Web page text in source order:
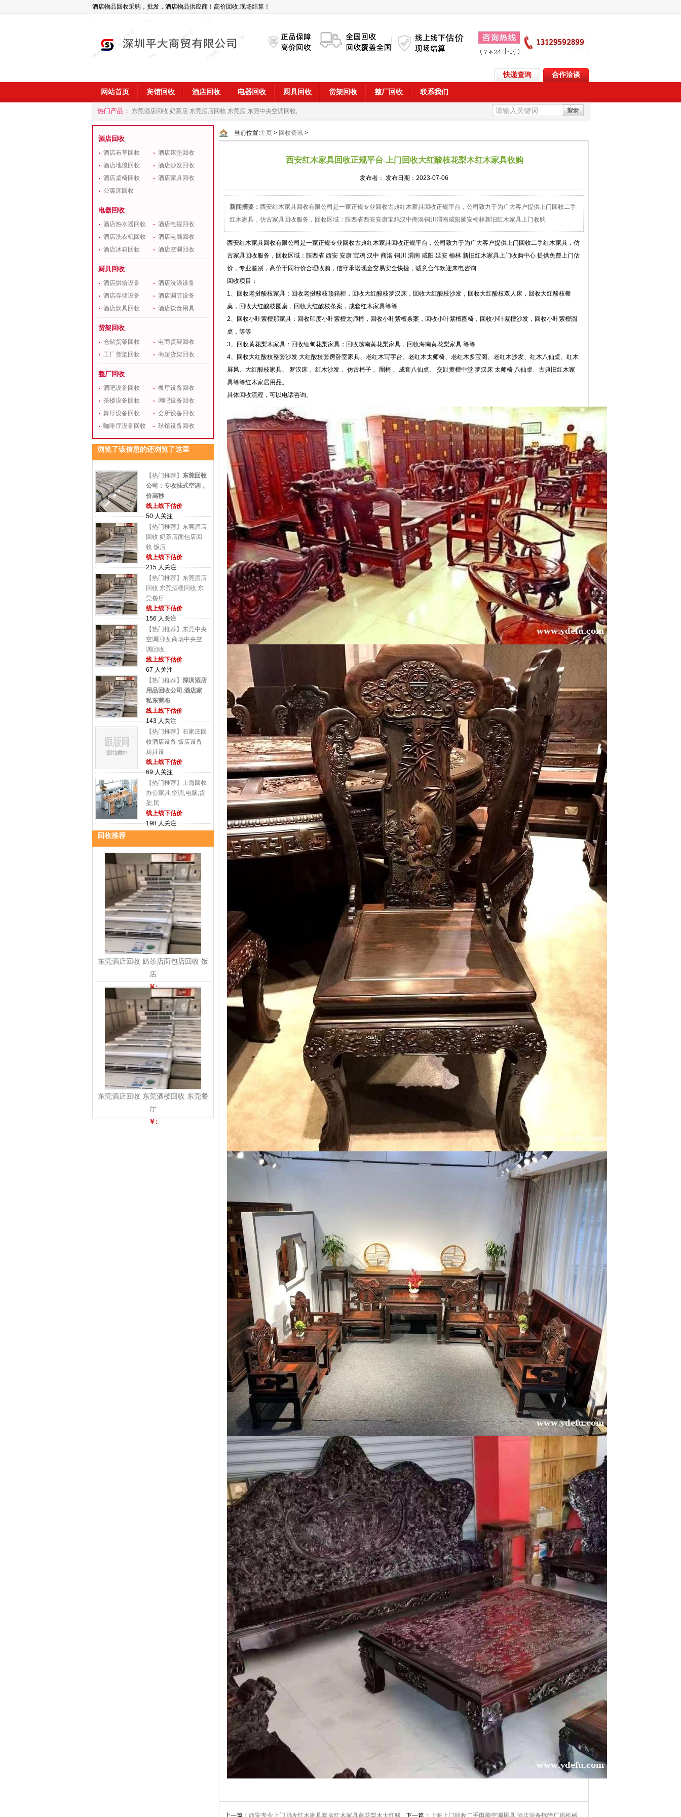
酒店物品回收采购，批发，酒店物品供应商！高价回收,现场结算！
快递查询 合作洽谈
网站首页 宾馆回收 酒店回收 电器回收 厨具回收 货架回收 整厂回收 联系我们
热门产品： 东莞酒店回收 奶茶店 东莞酒店回收 东莞酒 东莞中央空调回收,
商 深圳酒店用品回收公司
酒店回收
酒店布草回收
酒店床垫回收
酒店地毯回收
酒店沙发回收
酒店桌椅回收
酒店家具回收
公寓床回收
电器回收
酒店热水器回收
酒店电视回收
酒店洗衣机回收
酒店电脑回收
酒店冰箱回收
酒店空调回收
厨具回收
酒店烘焙设备
酒店洗涤设备
酒店存储设备
酒店调节设备
酒店炊具回收
酒店饮食用具
货架回收
仓储货架回收
电商货架回收
工厂货架回收
商超货架回收
整厂回收
酒吧设备回收
餐厅设备回收
茶楼设备回收
网吧设备回收
舞厅设备回收
会所设备回收
咖啡厅设备回收
球馆设备回收
浏览了该信息的还浏览了这里
【热门推荐】 东莞回收
公司：专收挂式空调，
价高秒
线上线下估价
50 人关注
【热门推荐】东莞酒店
回收 奶茶店面包店回
收 饭店
线上线下估价
215 人关注
【热门推荐】东莞酒店
回收 东莞酒楼回收 东
莞餐厅
线上线下估价
156 人关注
【热门推荐】东莞中央
空调回收,商场中央空
调回收,
线上线下估价
67 人关注
【热门推荐】 深圳酒店
用品回收公司.酒店家
私东莞布
线上线下估价
143 人关注
【热门推荐】石家庄回
收酒店设备 饭店设备
厨具设
线上线下估价
69 人关注
【热门推荐】上海回收
办公家具,空调,电脑,货
架,民
线上线下估价
198 人关注
回收推荐
东莞酒店回收 奶茶店面包店回收 饭
店
￥:
东莞酒店回收 东莞酒楼回收 东莞餐
厅
￥:
当前位置:主页 > 回收资讯 >
西安红木家具回收正规平台-上门回收大红酸枝花梨木红木家具收购
发布者： 发布日期：2023-07-06
新闻摘要： 西安红木家具回收有限公司是一家正规专业回收古典红木家具回收正规平台，公司致力于为广大客户提供上门回收二手
红木家具，仿古家具回收服务，回收区域：陕西省西安安康宝鸡汉中商洛铜川渭南咸阳延安榆林新旧红木家具上门收购
西安红木家具回收有限公司是一家正规专业回收古典红木家具回收正规平台，公司致力于为广大客户提供上门回收二手红木家具，仿
古家具回收服务，回收区域：陕西省 西安 安康 宝鸡 汉中 商洛 铜川 渭南 咸阳 延安 榆林 新旧红木家具上门收购中心 提供免费上门估
价，专业鉴别，高价于同行价合理收购，信守承诺现金交易安全快捷，诚意合作欢迎来电咨询
回收项目：
1、回收老挝酸枝家具：回收老挝酸枝顶箱柜，回收大红酸枝罗汉床，回收大红酸枝沙发，回收大红酸枝双人床，回收大红酸枝餐
桌，回收大红酸枝圆桌，回收大红酸枝条案，成套红木家具等等
2、回收小叶紫檀那家具：回收印度小叶紫檀太师椅，回收小叶紫檀条案，回收小叶紫檀圈椅，回收小叶紫檀沙发，回收小叶紫檀圆
桌，等等
3、回收黄花梨木家具：回收缅甸花梨家具；回收越南黄花梨家具，回收海南黄花梨家具 等等
4、回收大红酸枝整套沙发 大红酸枝套房卧室家具、老红木写字台、老红木太师椅、老红木多宝阁、老红木沙发、红木八仙桌、红木
屏风、大红酸枝家具、 罗汉床 、红木沙发 、仿古椅子 、圈椅 、成套八仙桌、 交趾黄檀中堂 罗汉床 太师椅 八仙桌、古典旧红木家
具等等红木家居用品。
具体回收流程，可以电话咨询。
上一篇： 西安专业上门回收红木家具套房红木家具黄花梨木大红酸 下一篇： 上海上门回收二手电脑空调厨具 酒店设备拆除厂房机械